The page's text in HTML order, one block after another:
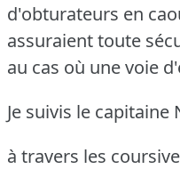
d'obturateurs en
assuraient toute
au cas où une voie
Je suivis le capitaine
à travers les